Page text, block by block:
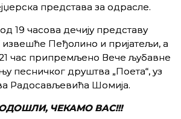
представа за одрасле.
19 часова дечију представу
извешће Пеђолино и пријатељи, а
час припремљено Вече љубавне
песничког друштва „Поета“, уз
Радосављевића Шомија.
,ЧЕКАМО ВАС!!!